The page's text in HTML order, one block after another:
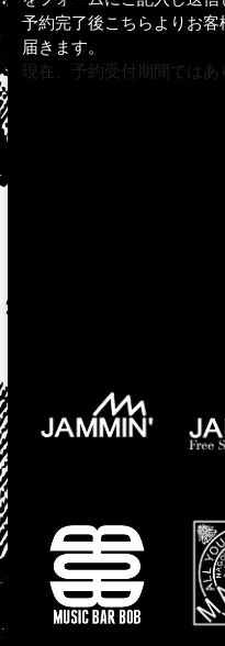
予約完了後こちらよりお
届きます。
現在、予約受付期間ではあ